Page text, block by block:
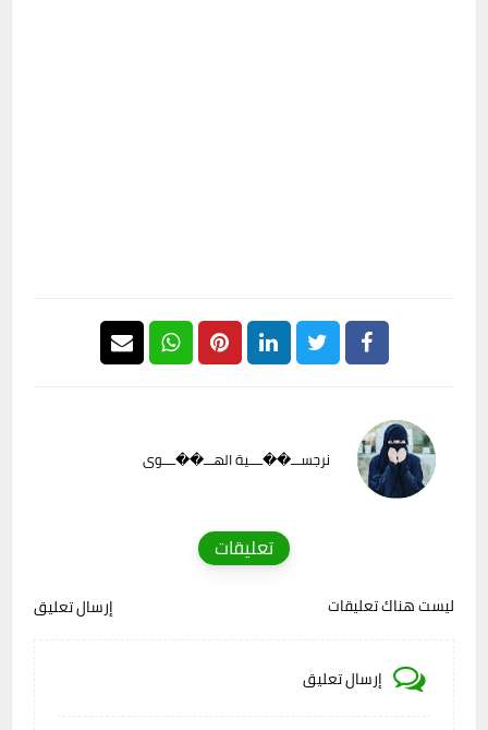
نرجســـ��ــــية الهـــ��ــــوى
تعليقات
ليست هناك تعليقات إرسال تعليق
إرسال تعليق